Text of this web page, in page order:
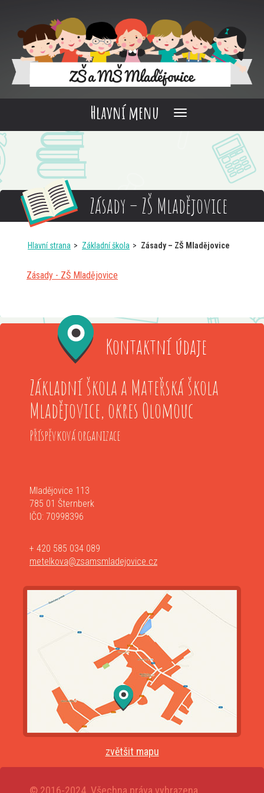
Hlavní menu
Zásady – ZŠ Mladějovice
Hlavní strana Základní škola Zásady – ZŠ Mladějovice
Zásady - ZŠ Mladějovice
Kontaktní údaje
Základní škola a Mateřská škola
Mladějovice, okres Olomouc
Příspěvková organizace
Mladějovice 113
785 01 Šternberk
IČO: 70998396
+ 420 585 034 089
metelkova@zsamsmladejovice.cz
zvětšit mapu
© 2016-2024. Všechna práva vyhrazena.